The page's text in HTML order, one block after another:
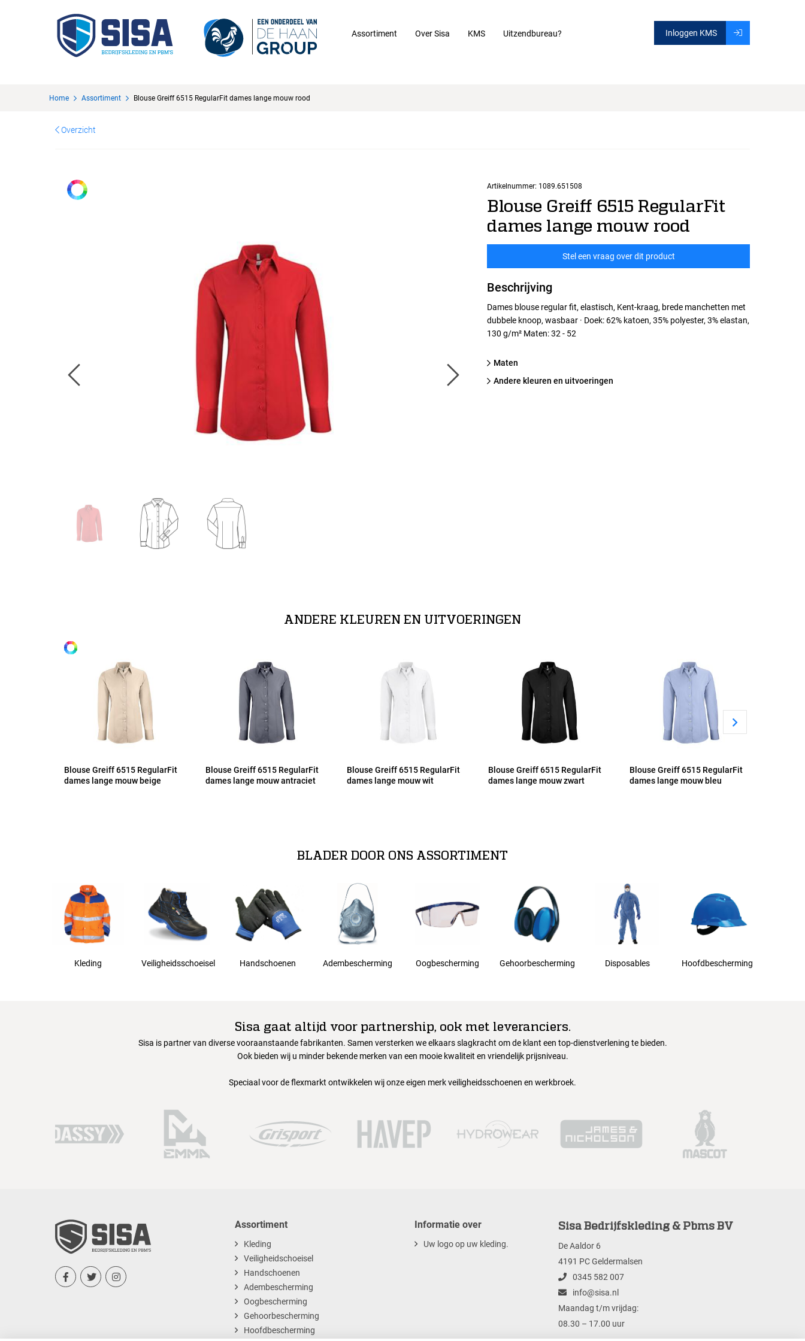
Assortiment Over Sisa KMS Uitzendbureau? Inloggen KMS
Home Assortiment Blouse Greiff 6515 RegularFit dames lange mouw rood
Overzicht
Artikelnummer: 1089.651508
Blouse Greiff 6515 RegularFit
dames lange mouw rood
Stel een vraag over dit product
Beschrijving
Dames blouse regular fit, elastisch, Kent-kraag, brede manchetten met
dubbele knoop, wasbaar · Doek: 62% katoen, 35% polyester, 3% elastan,
130 g/m² Maten: 32 - 52
Maten
Andere kleuren en uitvoeringen
34
Alle maten
ANDERE KLEUREN EN UITVOERINGEN
Blouse Greiff 6515 RegularFit
dames lange mouw beige
Blouse Greiff 6515 RegularFit
dames lange mouw antraciet
Blouse Greiff 6515 RegularFit
dames lange mouw wit
Blouse Greiff 6515 RegularFit
dames lange mouw zwart
Blouse Greiff 6515 RegularFit
dames lange mouw bleu
BLADER DOOR ONS ASSORTIMENT
Kleding Veiligheidsschoeisel Handschoenen Adembescherming Oogbescherming Gehoorbescherming Disposables Hoofdbescherming
Sisa gaat altijd voor partnership, ook met leveranciers.
Sisa is partner van diverse vooraanstaande fabrikanten. Samen versterken we elkaars slagkracht om de klant een top-dienstverlening te bieden.
Ook bieden wij u minder bekende merken van een mooie kwaliteit en vriendelijk prijsniveau.
Speciaal voor de flexmarkt ontwikkelen wij onze eigen merk veiligheidsschoenen en werkbroek.
  
Assortiment
Kleding
Veiligheidschoeisel
Handschoenen
Adembescherming
Oogbescherming
Gehoorbescherming
Hoofdbescherming
Informatie over
Uw logo op uw kleding.
Sisa Bedrijfskleding & Pbms BV
De Aaldor 6
4191 PC Geldermalsen
0345 582 007
info@sisa.nl
Maandag t/m vrijdag:
08.30 – 17.00 uur